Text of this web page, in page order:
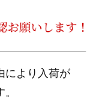
により入荷が